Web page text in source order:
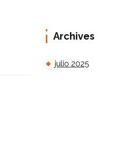
Archives
julio 2025